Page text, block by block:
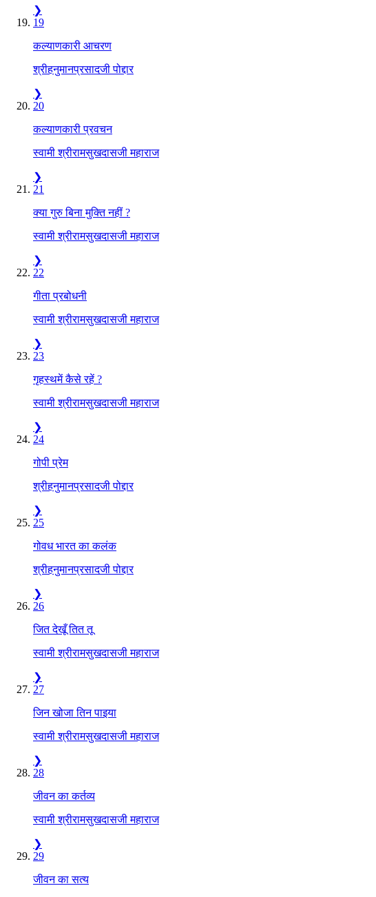
❯
19
कल्याणकारी आचरण
श्रीहनुमानप्रसादजी पोद्दार
❯
20
कल्याणकारी प्रवचन
स्वामी श्रीरामसुखदासजी महाराज
❯
21
क्या गुरु बिना मुक्ति नहीं ?
स्वामी श्रीरामसुखदासजी महाराज
❯
22
गीता प्रबोधनी
स्वामी श्रीरामसुखदासजी महाराज
❯
23
गृहस्थमें कैसे रहें ?
स्वामी श्रीरामसुखदासजी महाराज
❯
24
गोपी प्रेम
श्रीहनुमानप्रसादजी पोद्दार
❯
25
गोवध भारत का कलंक
श्रीहनुमानप्रसादजी पोद्दार
❯
26
जित देखूँ तित तू
स्वामी श्रीरामसुखदासजी महाराज
❯
27
जिन खोजा तिन पाइया
स्वामी श्रीरामसुखदासजी महाराज
❯
28
जीवन का कर्तव्य
स्वामी श्रीरामसुखदासजी महाराज
❯
29
जीवन का सत्य